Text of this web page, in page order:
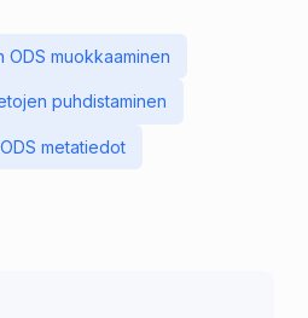
ODS muokkaaminen
puhdistaminen
metatiedot